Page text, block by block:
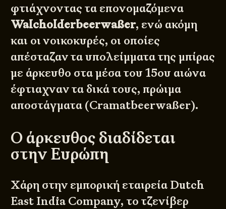
φτιάχνοντας τα επονομαζόμενα
Walcholderbeerwaßer, ενώ ακόμη
και οι νοικοκυρές, οι οποίες
απέσταζαν τα υπολείμματα της μπίρας
με άρκευθο στα μέσα του 15ου αιώνα
έφτιαχναν τα δικά τους, πρώιμα
αποστάγματα (Cramatbeerwaßer).
Ο άρκευθος διαδίδεται
στην Ευρώπη
Χάρη στην εμπορική εταιρεία Dutch
East India Company, το τζενίβερ